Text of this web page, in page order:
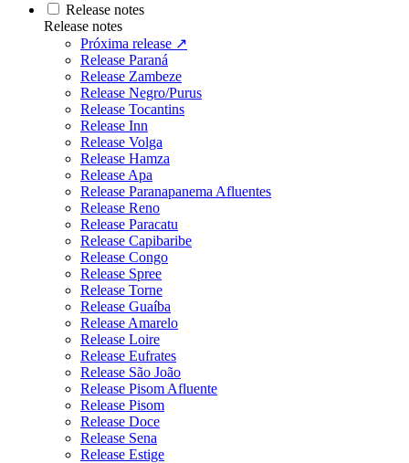
Release notes
Release notes
Próxima release ↗
Release Paraná
Release Zambeze
Release Negro/Purus
Release Tocantins
Release Inn
Release Volga
Release Hamza
Release Apa
Release Paranapanema Afluentes
Release Reno
Release Paracatu
Release Capibaribe
Release Congo
Release Spree
Release Torne
Release Guaíba
Release Amarelo
Release Loire
Release Eufrates
Release São João
Release Pisom Afluente
Release Pisom
Release Doce
Release Sena
Release Estige